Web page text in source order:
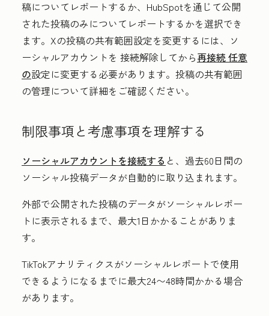
稿についてレポートするか、HubSpotを通じて公開
された投稿のみについてレポートするかを選択でき
ます。Xの投稿の共有範囲設定を変更するには、 ソ
ーシャルアカウントを 接続解除してから再接続任意
の設定に変更する必要があります。投稿の共有範囲
の管理について詳細をご確認ください。
制限事項と考慮事項を理解する
ソーシャルアカウントを接続する と、過去60日間の
ソーシャル投稿データが自動的に取り込まれます。
外部で公開された投稿のデータがソーシャルレポー
トに表示されるまで、最大1日かかることがありま
す。
TikTokアナリティクスがソーシャルレポートで使用
できるようになるまでに最大24〜48時間かかる場合
があります。